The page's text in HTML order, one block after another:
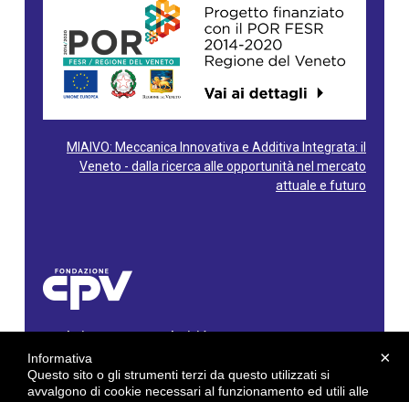
MIAIVO: Meccanica Innovativa e Additiva Integrata: il
Veneto - dalla ricerca alle opportunità nel mercato
attuale e futuro
Via Gioacchino Rossini, 60 - 36100 Vicenza - Italy
Tel. 0444/960500 - Fax 0444/1932220
C.F. e P. IVA: 02429800242
×
Informativa
Questo sito o gli strumenti terzi da questo utilizzati si
avvalgono di cookie necessari al funzionamento ed utili alle